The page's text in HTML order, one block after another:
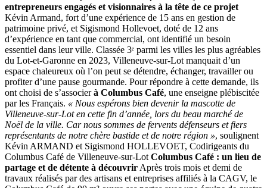
entrepreneurs engagés et visionnaires à la tête de ce projet
Kévin Armand, fort d’une expérience de 15 ans en gestion de
patrimoine privé, et Sigismond Hollevoet, doté de 12 ans
d’expérience en tant que commercial, ont identifié un besoin
essentiel dans leur ville. Classée 3ᵉ parmi les villes les plus agréables
du Lot-et-Garonne en 2023, Villeneuve-sur-Lot manquait d’un
espace chaleureux où l’on peut se détendre, échanger, travailler ou
profiter d’une pause gourmande. Pour répondre à cette demande, ils
ont choisi de s’associerà Columbus Café, une enseigne plébiscitée
par les Français. « Nous espérons bien devenir la mascotte de
Villeneuve-sur-Lot en cette fin d’année, lors du beau marché de
Noël de la ville. Car nous sommes de fervents défenseurs et fiers
représentants de notre chère bastide et de notre région », soulignent
Kévin ARMAND et Sigismond HOLLEVOET, Codirigeants du
Columbus Café de Villeneuve-sur-LotColumbus Café : un lieu de
partage et de détente à découvrirAprès trois mois et demi de
travaux réalisés par des artisans et entreprises affiliés à la CAGV, le